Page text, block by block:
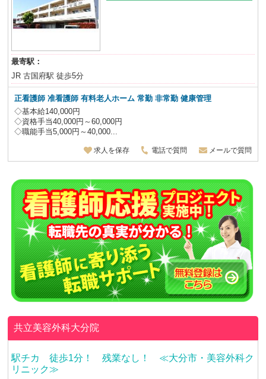
最寄駅：
JR 古国府駅 徒歩5分
正看護師 准看護師 有料老人ホーム 常勤 非常勤 健康管理
◇基本給140,000円
◇資格手当40,000円～60,000円
◇職能手当5,000円～40,000...
求人を保存 電話で質問 メールで質問
共立美容外科大分院
駅チカ 徒歩1分！ 残業なし！ ≪大分市・美容外科ク
リニック≫